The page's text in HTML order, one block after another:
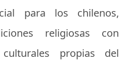
para los chilenos,
religiosas con
culturales propias del